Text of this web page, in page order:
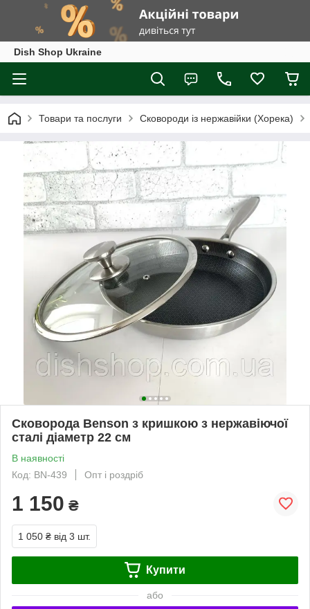
Dish Shop Ukraine
Товари та послуги Сковороди із нержавійки (Хорека)
Сковорода Benson з кришкою з нержавіючої
сталі діаметр 22 см
В наявності
Код: BN-439
Опт і роздріб
1 150 ₴
1 050 ₴ від 3 шт.
Купити
або